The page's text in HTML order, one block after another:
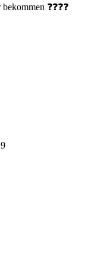
❓❓❓❓